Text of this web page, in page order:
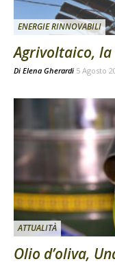
ENERGIE RINNOVABILI
Agrivoltaico,
Di Elena Gherardi 5 Agosto
ATTUALITÀ
Olio d’oliva,